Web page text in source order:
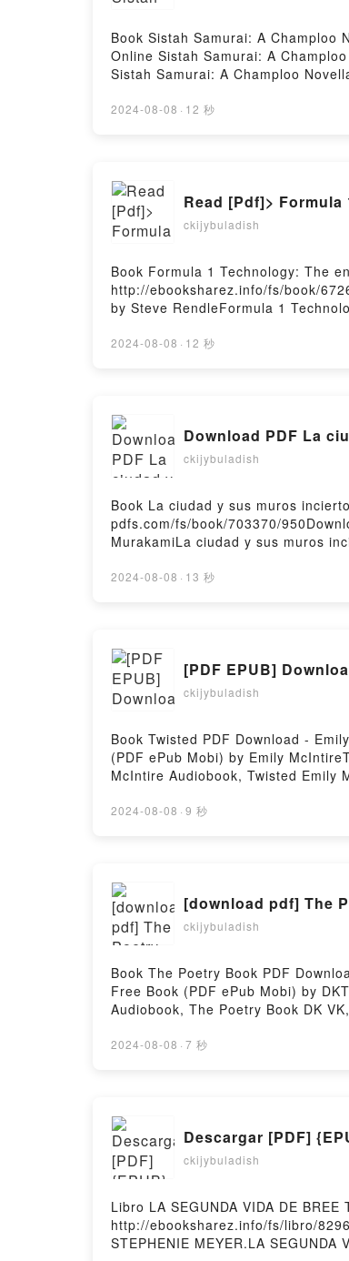
Book Sistah Samurai: A Champloo
Online Sistah Samurai: A
Sistah Samurai: A Champloo
Kindle, Sistah Samurai: A
2024-08-08 · 12 秒
Read [Pdf]>
ckijybuladish
Book Formula 1 Technology: The
http://ebooksharez.info/fs/book/
by Steve RendleFormula 1
Audiobook, Formula 1 Technology:
2024-08-08 · 12 秒
Download PDF La
ckijybuladish
Book La ciudad y sus muros
pdfs.com/fs/book/703370/
MurakamiLa ciudad y sus muros
mexicana) Haruki Murakami
2024-08-08 · 13 秒
[PDF EPUB]
ckijybuladish
Book Twisted PDF Download -
(PDF ePub Mobi) by Emily
McIntire Audiobook, Twisted Emily
2024-08-08 · 9 秒
[download pdf] The
ckijybuladish
Book The Poetry Book PDF
Free Book (PDF ePub Mobi) by
Audiobook, The Poetry Book DK
2024-08-08 · 7 秒
Descargar [PDF]
ckijybuladish
Libro LA SEGUNDA VIDA DE
http://ebooksharez.info/fs/libro/
STEPHENIE MEYER.LA SEGUNDA